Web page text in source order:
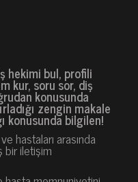
hekimi bul, profili
kur, soru sor, diş
konusunda
zengin makale
konusunda bilgilen!
hastaları arasında
bir iletişim